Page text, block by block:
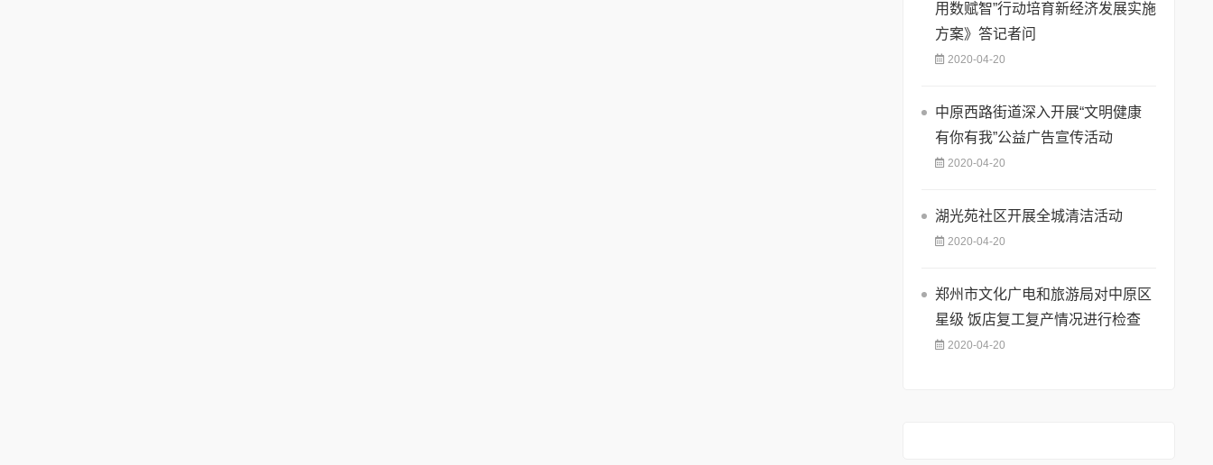
用数赋智”行动培育新经济发展实施
方案》答记者问
2020-04-20
中原西路街道深入开展“文明健康
有你有我”公益广告宣传活动
2020-04-20
湖光苑社区开展全城清洁活动
2020-04-20
郑州市文化广电和旅游局对中原区
星级 饭店复工复产情况进行检查
2020-04-20